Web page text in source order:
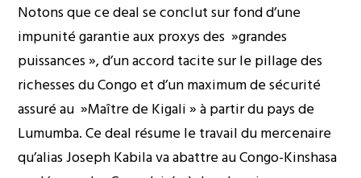
Notons que ce deal se conclut sur fond d’une
impunité garantie aux proxys des »grandes
puissances », d’un accord tacite sur le pillage des
richesses du Congo et d’un maximum de sécurité
assuré au »Maître de Kigali » à partir du pays de
Lumumba. Ce deal résume le travail du mercenaire
qu’alias Joseph Kabila va abattre au Congo-Kinshasa